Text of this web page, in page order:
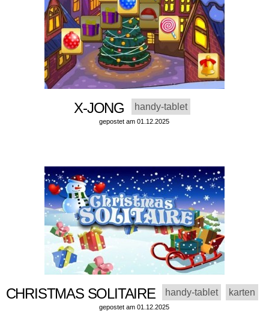
X-JONG handy-tablet
gepostet am 01.12.2025
CHRISTMAS SOLITAIRE handy-tablet karten
gepostet am 01.12.2025